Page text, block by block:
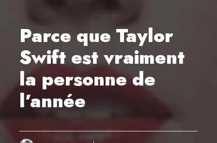
Parce que Taylor
Swift est vraiment
la personne de
l’année